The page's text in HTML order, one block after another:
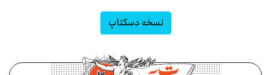
نسخه دسکتاپ